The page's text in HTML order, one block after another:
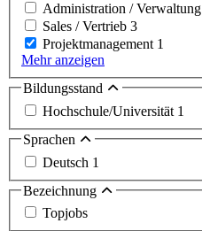
Administration / Verwaltung
Sales / Vertrieb 3
Projektmanagement 1
Mehr anzeigen
Bildungsstand
Hochschule/Universität 1
Sprachen
Deutsch 1
Bezeichnung
Topjobs